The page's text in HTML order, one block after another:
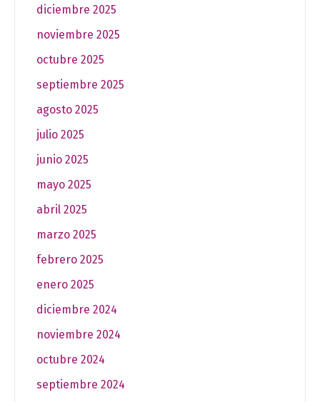
diciembre 2025
noviembre 2025
octubre 2025
septiembre 2025
agosto 2025
julio 2025
junio 2025
mayo 2025
abril 2025
marzo 2025
febrero 2025
enero 2025
diciembre 2024
noviembre 2024
octubre 2024
septiembre 2024